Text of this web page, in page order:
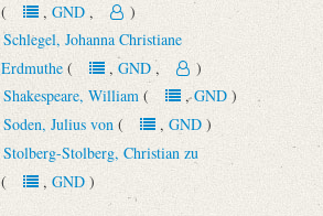
(, GND, )
Schlegel, Johanna Christiane
Erdmuthe (, GND, )
Shakespeare, William (,GND)
Soden, Julius von (, GND)
Stolberg-Stolberg, Christian zu
(, GND)